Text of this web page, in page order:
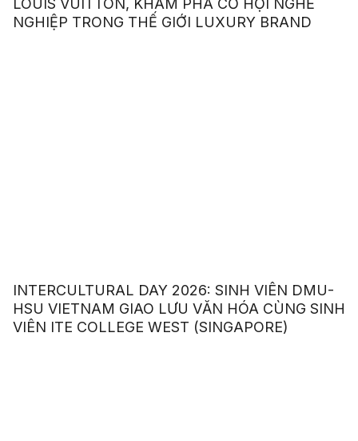
LOUIS VUITTON, KHÁM PHÁ CƠ HỘI NGHỀ
NGHIỆP TRONG THẾ GIỚI LUXURY BRAND
INTERCULTURAL DAY 2026: SINH VIÊN DMU-
HSU VIETNAM GIAO LƯU VĂN HÓA CÙNG SINH
VIÊN ITE COLLEGE WEST (SINGAPORE)